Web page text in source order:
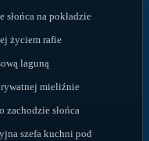
słońca na pokładzie
życiem rafie
laguną
mieliźnie
zachodzie słońca
szefa kuchni pod